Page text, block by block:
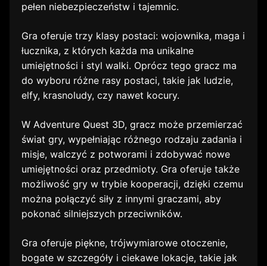
pełen niebezpieczeństw i tajemnic.
Gra oferuje trzy klasy postaci: wojownika, maga i
łucznika, z których każda ma unikalne
umiejętności i styl walki. Oprócz tego gracz ma
do wyboru różne rasy postaci, takie jak ludzie,
elfy, krasnoludy, czy nawet kocury.
W Adventure Quest 3D, gracz może przemierzać
świat gry, wypełniając różnego rodzaju zadania i
misje, walczyć z potworami i zdobywać nowe
umiejętności oraz przedmioty. Gra oferuje także
możliwość gry w trybie kooperacji, dzięki czemu
można połączyć siły z innymi graczami, aby
pokonać silniejszych przeciwników.
Gra oferuje piękne, trójwymiarowe otoczenie,
bogate w szczegóły i ciekawe lokacje, takie jak